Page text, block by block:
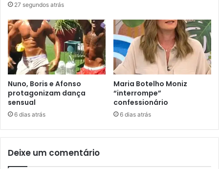
27 segundos atrás
Nuno, Boris e Afonso
protagonizam dança
sensual
6 dias atrás
Maria Botelho Moniz
“interrompe”
confessionário
6 dias atrás
Deixe um comentário